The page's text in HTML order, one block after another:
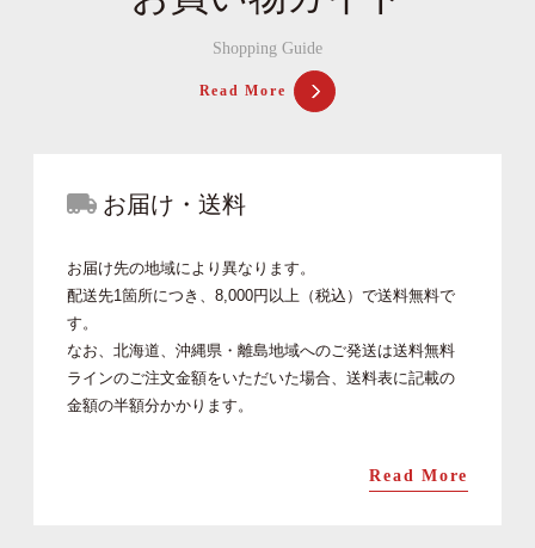
Shopping Guide
Read More
お届け・送料
お届け先の地域により異なります。
配送先1箇所につき、8,000円以上（税込）で送料無料で
す。
なお、北海道、沖縄県・離島地域へのご発送は送料無料
ラインのご注文金額をいただいた場合、送料表に記載の
金額の半額分かかります。
Read More